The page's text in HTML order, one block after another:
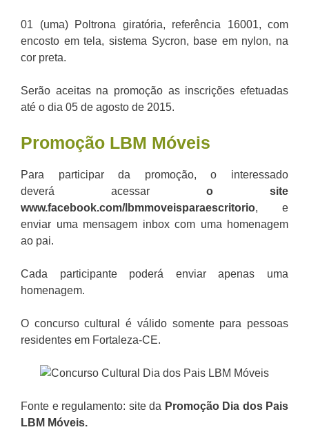
01 (uma) Poltrona giratória, referência 16001, com
encosto em tela, sistema Sycron, base em nylon, na
cor preta.
Serão aceitas na promoção as inscrições efetuadas
até o dia 05 de agosto de 2015.
Promoção LBM Móveis
Para participar da promoção, o interessado
deverá acessar o site
www.facebook.com/lbmmoveisparaescritorio, e
enviar uma mensagem inbox com uma homenagem
ao pai.
Cada participante poderá enviar apenas uma
homenagem.
O concurso cultural é válido somente para pessoas
residentes em Fortaleza-CE.
Fonte e regulamento: site da Promoção Dia dos Pais
LBM Móveis.